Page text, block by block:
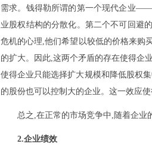
需求。钱得勒所谓的第一个现代企业
业股权结构的分散化。第二个不可回避
危机的心理,他们希望以较低的价格来购
的扩大。因此,这两个矛盾的存在使得企
使得企业只能选择扩大规模和降低股权
的股份也可以控制大的企业。这一效应
总之,在正常的市场竞争中,随着企业
2.企业绩效